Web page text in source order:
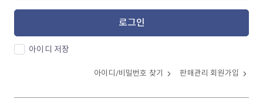
로그인
아이디 저장
아이디/비밀번호 찾기 판매관리 회원가입